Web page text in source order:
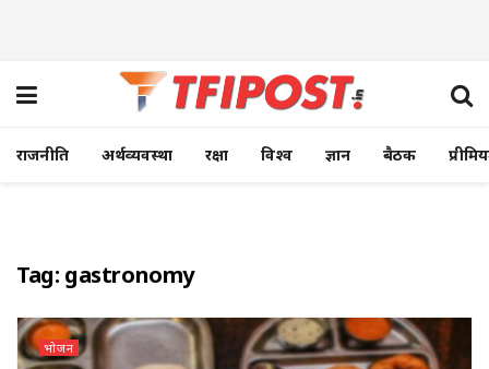
राजनीति अर्थव्यवस्था रक्षा विश्व ज्ञान बैठक
Tag: gastronomy
भोजन